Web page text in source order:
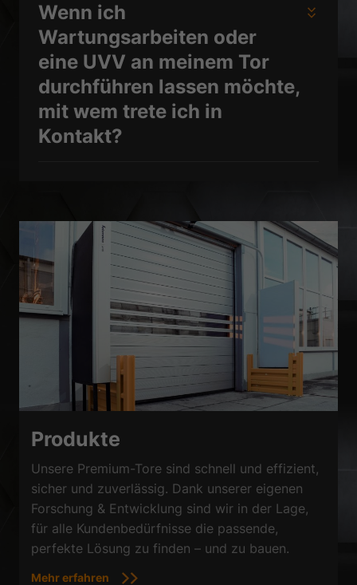
Wenn ich
Wartungsarbeiten oder
eine UVV an meinem Tor
durchführen lassen möchte,
mit wem trete ich in
Kontakt?
Produkte
Unsere Premium-Tore sind schnell und effizient,
sicher und zuverlässig. Dank unserer eigenen
Forschung & Entwicklung sind wir in der Lage,
für alle Kundenbedürfnisse die passende,
perfekte Lösung zu finden – und zu bauen.
Mehr erfahren